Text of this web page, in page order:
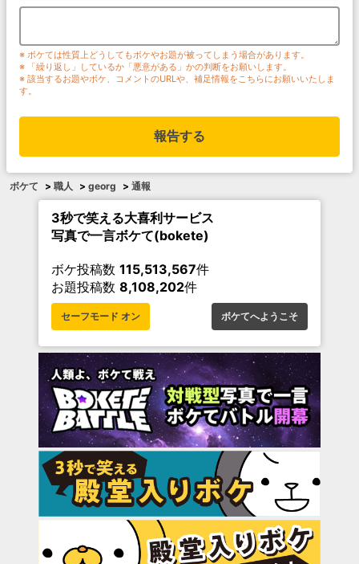
※ ボケては性質上どうしてもボケやお題が被ってしまう場合があります。
※ 「繰り返し」しているか「悪意がある」かの判断をお願いします。
※ 該当するお題やボケ、コメントのURLや、補足情報をこちらにお願いいたしま
す。
報告する
ボケて > 職人 > georg > 通報
3秒で笑える大喜利サービス
写真で一言ボケて(bokete)
ボケ投稿数 115,513,567件
お題投稿数 8,108,202件
セーフモード オン ボケてへようこそ